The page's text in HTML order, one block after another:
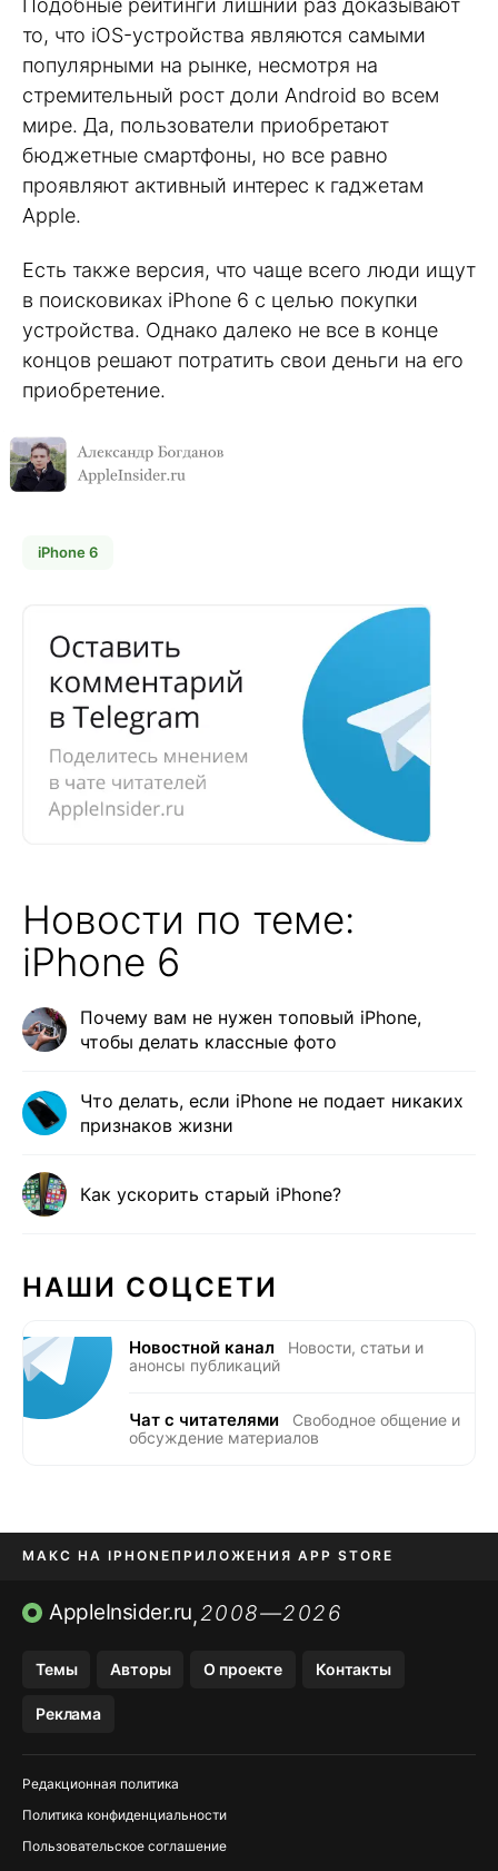
Подобные рейтинги лишний раз доказывают
то, что iOS-устройства являются самыми
популярными на рынке, несмотря на
стремительный рост доли Android во всем
мире. Да, пользователи приобретают
бюджетные смартфоны, но все равно
проявляют активный интерес к гаджетам
Apple.
Есть также версия, что чаще всего люди ищут
в поисковиках iPhone 6 с целью покупки
устройства. Однако далеко не все в конце
концов решают потратить свои деньги на его
приобретение.
iPhone 6
Новости по теме:
iPhone 6
Почему вам не нужен топовый iPhone,
чтобы делать классные фото
Что делать, если iPhone не подает никаких
признаков жизни
Как ускорить старый iPhone?
НАШИ СОЦСЕТИ
Новостной канал
Новости, статьи и
анонсы публикаций
Чат с читателями
Свободное общение и
обсуждение материалов
МАКС НА IPHONE ПРИЛОЖЕНИЯ APP STORE
TIKTOK НА IPHONEПРИЛОЖЕНИЯ БЕЗ APP STORE
AppleInsider.ru,2008—2026
Темы Авторы О проекте Контакты
Реклама
Редакционная политика
Политика конфиденциальности
Пользовательское соглашение